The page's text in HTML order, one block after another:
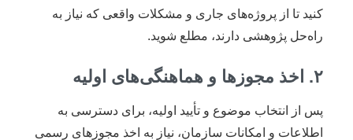
کنید تا از پروژه‌های جاری و مشکلات واقعی که نیاز به
راه‌حل پژوهشی دارند، مطلع شوید.
۲. اخذ مجوزها و هماهنگی‌های اولیه
پس از انتخاب موضوع و تأیید اولیه، برای دسترسی به
اطلاعات و امکانات سازمان، نیاز به اخذ مجوزهای رسمی